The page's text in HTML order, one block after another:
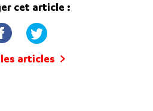
cet article :
articles